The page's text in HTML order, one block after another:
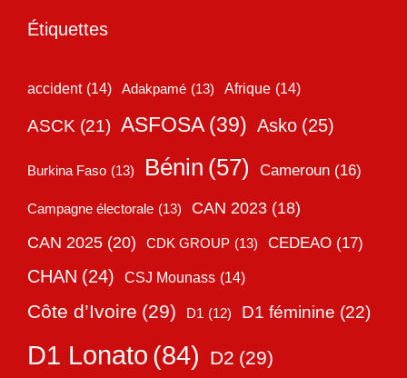
Étiquettes
accident (14) Adakpamé (13) Afrique (14)
ASCK (21) ASFOSA (39) Asko (25)
Burkina Faso (13) Bénin (57) Cameroun (16)
Campagne électorale (13) CAN 2023 (18)
CAN 2025 (20) CDK GROUP (13) CEDEAO (17)
CHAN (24) CSJ Mounass (14)
Côte d’Ivoire (29) D1 (12) D1 féminine (22)
D1 Lonato (84) D2 (29)